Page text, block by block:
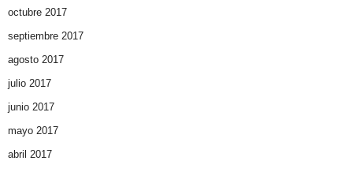
octubre 2017
septiembre 2017
agosto 2017
julio 2017
junio 2017
mayo 2017
abril 2017